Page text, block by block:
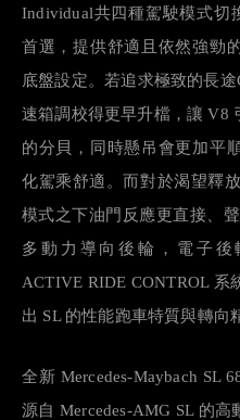
Individual共四種駕駛模式切
首選，提供舒適且依然強勁
底盤設定。若追求極致的長途
速箱調校得更早升檔，讓 V8
的分貝，同時懸吊會更加平
化駕乘舒適。而對於渴望釋
模式之下油門反應更直接、
多動力導向後輪，電子
ACTIVE RIDE CONTROL 系
出 SL 的性能跑車特質與轉向
全新 Mercedes-Maybach SL
源自 Mercedes-AMG SL 的高